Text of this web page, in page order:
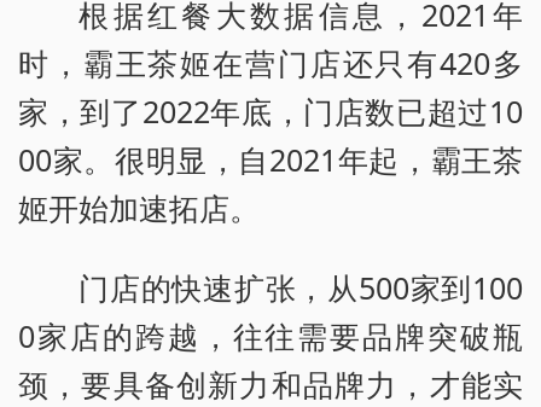
根据红餐大数据信息，2021年
时，霸王茶姬在营门店还只有420多
家，到了2022年底，门店数已超过10
00家。很明显，自2021年起，霸王茶
姬开始加速拓店。
门店的快速扩张，从500家到100
0家店的跨越，往往需要品牌突破瓶
颈，要具备创新力和品牌力，才能实